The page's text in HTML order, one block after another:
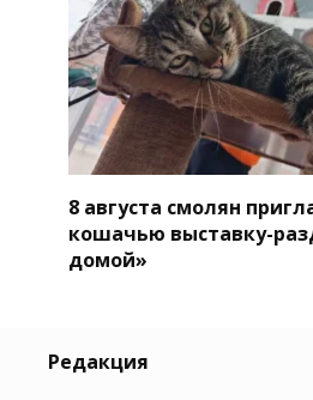
8 августа смолян
кошачью выставку-
домой»
Редакция